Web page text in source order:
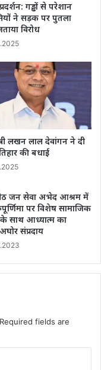
गड्ढों से परेशान
ने सड़क पर पुतला
विरोध
लखन लाल देवांगन ने दी
की बधाई
जन सेवा अभेद आश्रम में
पर विशेष सामाजिक
के साथ आध्यात्म का
संप्रदाय
Required fields are